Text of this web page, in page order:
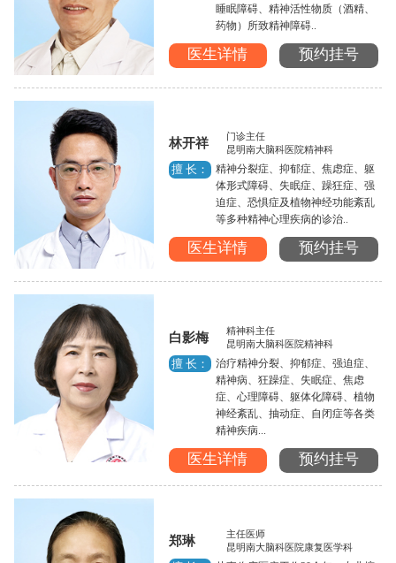
睡眠障碍、精神活性物质（酒精、
药物）所致精神障碍..
医生详情 预约挂号
林开祥
门诊主任
昆明南大脑科医院精神科
擅 长：
精神分裂症、抑郁症、焦虑症、躯
体形式障碍、失眠症、躁狂症、强
迫症、恐惧症及植物神经功能紊乱
等多种精神心理疾病的诊治..
医生详情 预约挂号
白影梅
精神科主任
昆明南大脑科医院精神科
擅 长：
治疗精神分裂、抑郁症、强迫症、
精神病、狂躁症、失眠症、焦虑
症、心理障碍、躯体化障碍、植物
神经紊乱、抽动症、自闭症等各类
精神疾病...
医生详情 预约挂号
郑琳
主任医师
昆明南大脑科医院康复医学科